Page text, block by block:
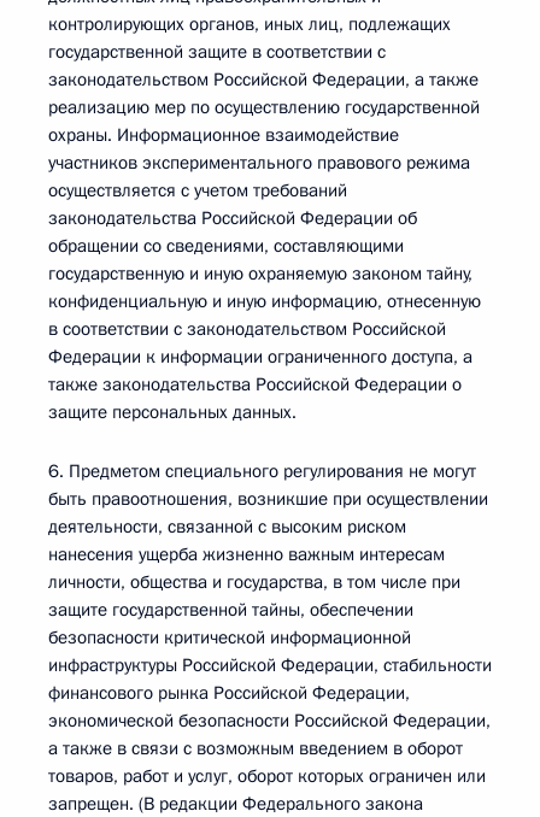
контролирующих органов, иных лиц, подлежащих
государственной защите в соответствии с
законодательством Российской Федерации, а также
реализацию мер по осуществлению государственной
охраны. Информационное взаимодействие
участников экспериментального правового режима
осуществляется с учетом требований
законодательства Российской Федерации об
обращении со сведениями, составляющими
государственную и иную охраняемую законом тайну,
конфиденциальную и иную информацию, отнесенную
в соответствии с законодательством Российской
Федерации к информации ограниченного доступа, а
также законодательства Российской Федерации о
защите персональных данных.
6. Предметом специального регулирования не могут
быть правоотношения, возникшие при осуществлении
деятельности, связанной с высоким риском
нанесения ущерба жизненно важным интересам
личности, общества и государства, в том числе при
защите государственной тайны, обеспечении
безопасности критической информационной
инфраструктуры Российской Федерации, стабильности
финансового рынка Российской Федерации,
экономической безопасности Российской Федерации,
а также в связи с возможным введением в оборот
товаров, работ и услуг, оборот которых ограничен или
запрещен. (В редакции Федерального закона